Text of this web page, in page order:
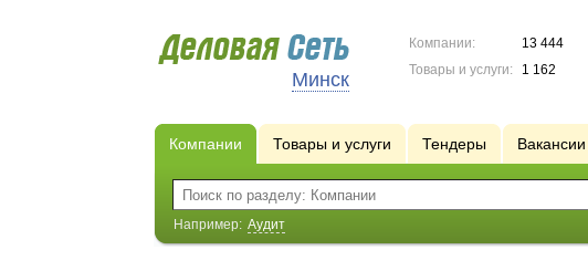
Минск
Компании:
13 444
Товары и услуги:
1 162
Компании Товары и услуги Тендеры Вакансии
Например: Аудит